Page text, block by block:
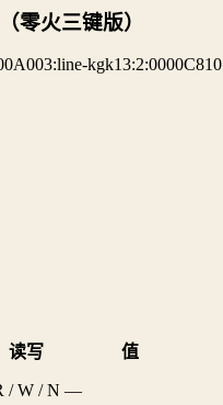
零火三键版）
kgk13:2:0000C810
读写
值
/ W / N —